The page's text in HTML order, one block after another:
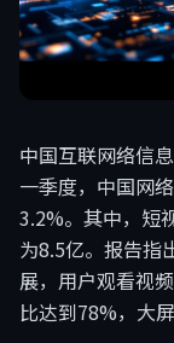
中国互联网络信
一季度，中国网
3.2%。其中，短
为8.5亿。报告指
展，用户观看视
比达到78%，大